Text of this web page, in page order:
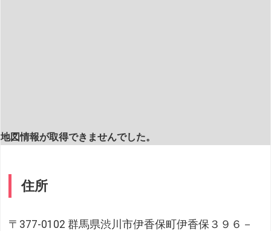
地図情報が取得できませんでした。
住所
〒377-0102 群馬県渋川市伊香保町伊香保３９６－